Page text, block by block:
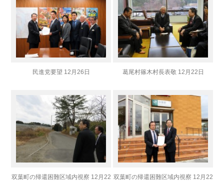
民進党要望 12月26日 葛尾村篠木村長表敬 12月22日
双葉町の帰還困難区域内視察 12月22 双葉町の帰還困難区域内視察 12月22